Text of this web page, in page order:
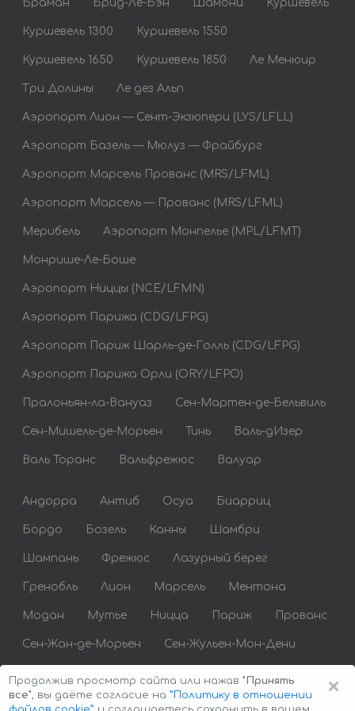
Браман Брид-Ле-Бэн Шамони Куршевель
Куршевель 1300 Куршевель 1550
Куршевель 1650 Куршевель 1850 Ле Менюир
Три Долины Ле дез Альп
Аэропорт Лион — Сент-Экзюпери (LYS/LFLL)
Аэропорт Базель — Мюлуз — Фрайбург
Аэропорт Марсель Прованс (MRS/LFML)
Аэропорт Марсель — Прованс (MRS/LFML)
Мерибель Аэропорт Монпелье (MPL/LFMT)
Монрише-Ле-Боше
Аэропорт Ниццы (NCE/LFMN)
Аэропорт Парижа (CDG/LFPG)
Аэропорт Париж Шарль-де-Голль (CDG/LFPG)
Аэропорт Парижа Орли (ORY/LFPO)
Пралоньян-ла-Вануаз Сен-Мартен-де-Бельвиль
Сен-Мишель-де-Морьен Тинь Валь-дИзер
Валь Торанс Вальфрежюс Валуар
Андорра Антиб Осуа Биарриц
Бордо Бозель Канны Шамбри
Шампань Фрежюс Лазурный берег
Гренобль Лион Марсель Ментона
Модан Мутье Ницца Париж Прованс
Сен-Жан-де-Морьен Сен-Жульен-Мон-Дени
×
Продолжив просмотр сайта или нажав "Принять
все", вы даёте согласие на ”Политику в отношении